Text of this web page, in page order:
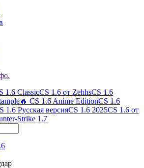
1.6 ClassicCS 1.6 от ZehhsCS 1.6
🔥 CS 1.6 Anime EditionCS 1.6
1.6 Русская версияCS 1.6 2025CS 1.6 от
Strike 1.7